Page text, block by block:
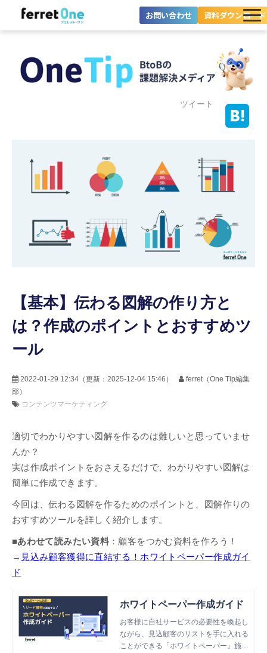
お問い合わせ 資料ダウンロード
ツール・機能一覧
料金プラン
セミナー
お役立ち情報
ツイート
【基本】伝わる図解の作り方と
は？作成のポイントとおすすめツ
ール
2022-01-29 12:34 （更新： 2025-12-04 15:46 ）
ferret（One Tip編集
部）
コンテンツマーケティング
適切でわかりやすい図解を作るのは難しいと思っていませ
んか？
実は作成ポイントをおさえるだけで、わかりやすい図解は
簡単に作成できます。
今回は、伝わる図解を作るためのポイントと、図解作りの
おすすめツールを詳しく紹介します。
■あわせて読みたい資料 ：顧客をつかむ資料を作ろう！
→ 見込み顧客獲得に直結する！ホワイトペーパー作成ガイ
ド
ホワイトペーパー作成ガイド
お客様に自社サービスの必要性を喚起し
ながら、見込顧客のリストを手に入れる
ことができる「ホワイトペーパー」施